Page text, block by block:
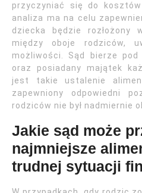
przyczyniać się do
analiza ma na celu
dziecka będzie rozłożony
między oboje rodziców,
możliwości. Sąd bierze pod
oraz posiadany majątek
jest takie ustalenie
zapewniony odpowiedni
rodziców nie był nadmiernie
Jakie sąd może
najmniejsze
trudnej sytuacji